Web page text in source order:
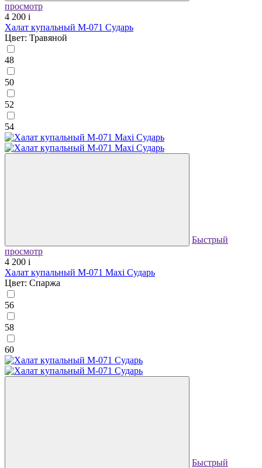
просмотр
4 200 i
Халат купальный М-071 Сударь
Цвет: Травяной
48
50
52
54
Быстрый
просмотр
4 200 i
Халат купальный М-071 Maxi Сударь
Цвет: Спаржа
56
58
60
Быстрый